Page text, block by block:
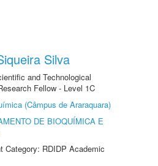
Silva
and Technological
Fellow - Level 1C
(Câmpus de Araraquara)
DE BIOQUÍMICA E
Category: RDIDP Academic